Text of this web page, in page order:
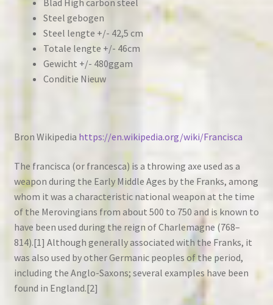
Blad High carbon steel
Steel gebogen
Steel lengte +/- 42,5 cm
Totale lengte +/- 46cm
Gewicht +/- 480ggam
Conditie Nieuw
Bron Wikipedia https://en.wikipedia.org/wiki/Francisca
The francisca (or francesca) is a throwing axe used as a
weapon during the Early Middle Ages by the Franks, among
whom it was a characteristic national weapon at the time
of the Merovingians from about 500 to 750 and is known to
have been used during the reign of Charlemagne (768–
814).[1] Although generally associated with the Franks, it
was also used by other Germanic peoples of the period,
including the Anglo-Saxons; several examples have been
found in England.[2]